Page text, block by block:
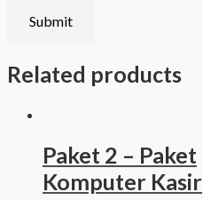
Related products
Paket 2 – Paket
Komputer Kasir